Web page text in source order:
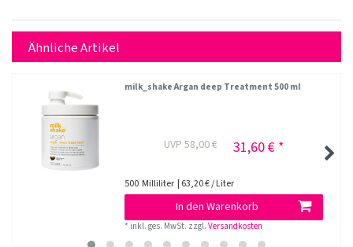
Ähnliche Artikel
milk_shake Argan deep Treatment 500 ml
UVP 58,00 € 31,60 € *
500 Milliliter | 63,20 € / Liter
In den Warenkorb
* inkl. ges. MwSt. zzgl.Versandkosten